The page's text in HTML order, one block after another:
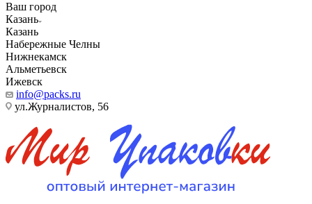
Ваш город
Казань
Казань
Набережные Челны
Нижнекамск
Альметьевск
Ижевск
info@packs.ru
ул.Журналистов, 56